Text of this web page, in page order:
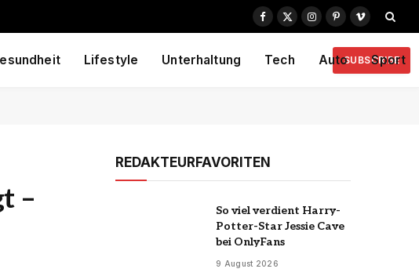
Facebook
X
Instagram
PinterestVimeo
Lifestyle Unterhaltung Tech Auto Sport
SUBSCRIBE
–
REDAKTEURFAVORITEN
So viel verdient Harry-
Potter-Star Jessie Cave
bei OnlyFans
9 August 2026